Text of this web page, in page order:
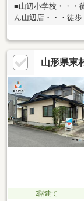
■山辺小学校・・・
ん山辺店・・・徒
ーマート山辺店・
が行われます
山形県東
2階建て